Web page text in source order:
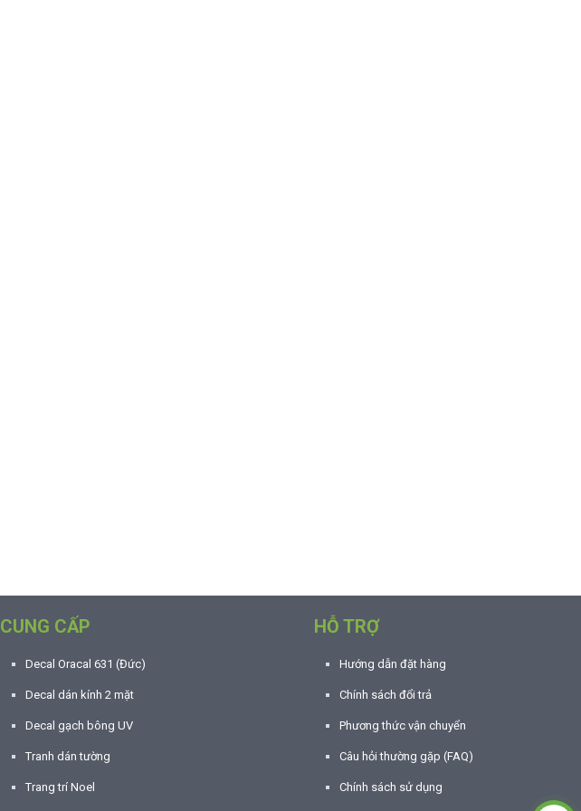
CUNG CẤP
Decal Oracal 631 (Đức)
Decal dán kính 2 mặt
Decal gạch bông UV
Tranh dán tường
Trang trí Noel
HỖ TRỢ
Hướng dẫn đặt hàng
Chính sách đổi trả
Phương thức vận chuyển
Câu hỏi thường gặp (FAQ)
Chính sách sử dụng